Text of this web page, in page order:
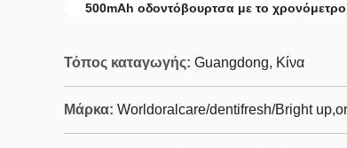
500mAh οδοντόβουρτσα με το χρονόμετρο
Τόπος καταγωγής: Guangdong, Κίνα
Μάρκα: Worldoralcare/dentifresh/Bright